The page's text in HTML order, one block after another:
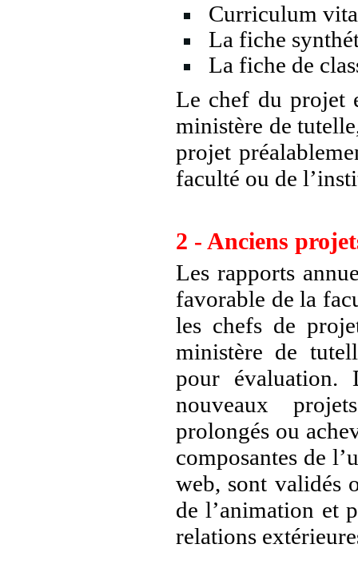
Curriculum
La fiche
La fiche de
Le chef du projet
ministère de
projet
faculté ou de
2 - Anciens
Les rapports
favorable de la
les chefs de
ministère de
pour évaluation.
nouveaux
prolongés ou
composantes de
web, sont validés
de l’animation et
relations